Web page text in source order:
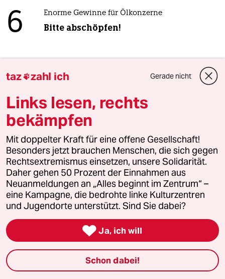
6 Enorme Gewinne für Ölkonzerne
Bitte abschöpfen!
taz
Folgen Sie uns
Ressorts
Politik
Öko
Gesellschaft
Kultur
Sport
taz zahl ich Gerade nicht
Links lesen, rechts
bekämpfen
Mit doppelter Kraft für eine offene Gesellschaft!
Besonders jetzt brauchen Menschen, die sich gegen
Rechtsextremismus einsetzen, unsere Solidarität.
Daher gehen 50 Prozent der Einnahmen aus
Neuanmeldungen an „Alles beginnt im Zentrum“ –
eine Kampagne, die bedrohte linke Kulturzentren
und Jugendorte unterstützt. Sind Sie dabei?
 Ja, ich will
Schon dabei!